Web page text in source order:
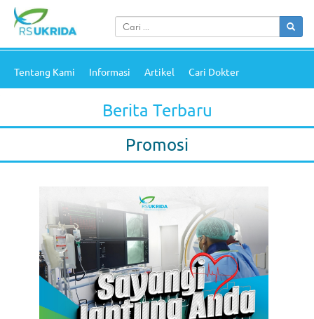
Tentang Kami Informasi Artikel Cari Dokter
Berita Terbaru
Promosi